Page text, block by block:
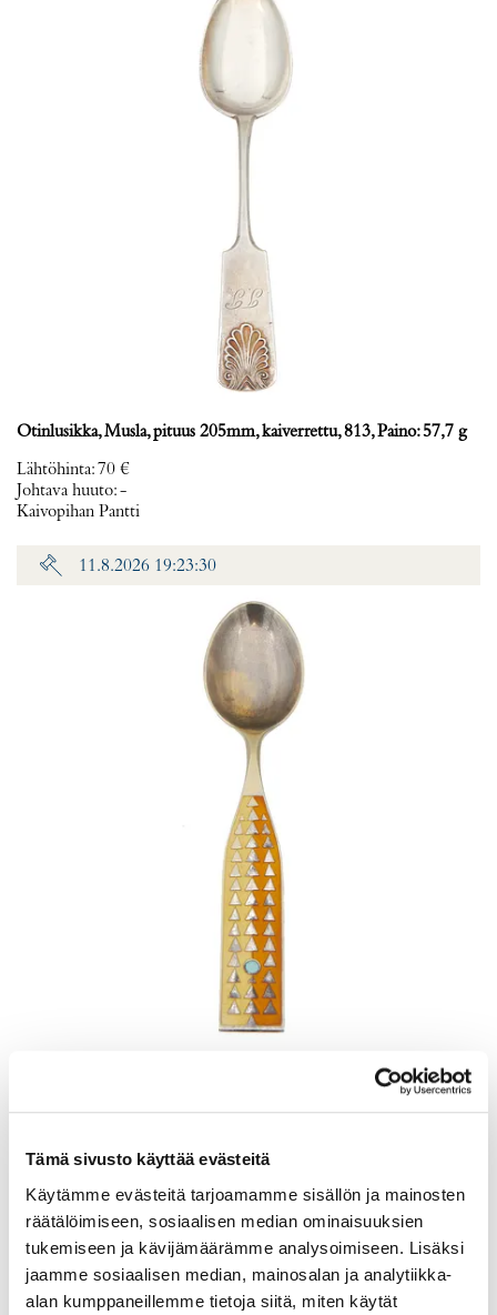
Tämä sivusto käyttää evästeitä
Käytämme evästeitä tarjoamamme sisällön ja mainosten
räätälöimiseen, sosiaalisen median ominaisuuksien
tukemiseen ja kävijämäärämme analysoimiseen. Lisäksi
jaamme sosiaalisen median, mainosalan ja analytiikka-
alan kumppaneillemme tietoja siitä, miten käytät
Otinlusikka, Musla, pituus 205mm, kaiverrettu, 813, Paino: 57,7 g
Lähtöhinta:70 €
Johtava huuto:-
Kaivopihan Pantti
11.8.2026 19:23:30
Lusikka, emaloitu, pituus 165mm, A. Michelsen, Tanska, Julen 1960,
Johtava huuto:-
11.8.2026 19:25:30